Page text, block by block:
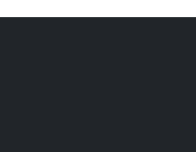
Wiener